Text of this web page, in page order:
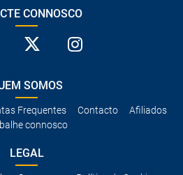
CONNOSCO
SOMOS
Frequentes Contacto
Afiliados
connosco
LEGAL